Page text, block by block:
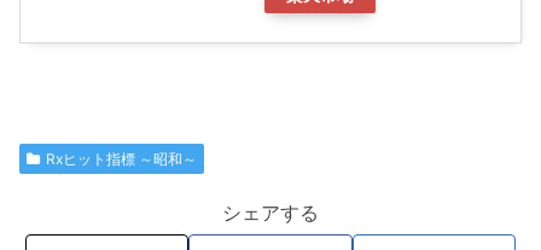
Rxヒット指標 ～昭和～
シェアする